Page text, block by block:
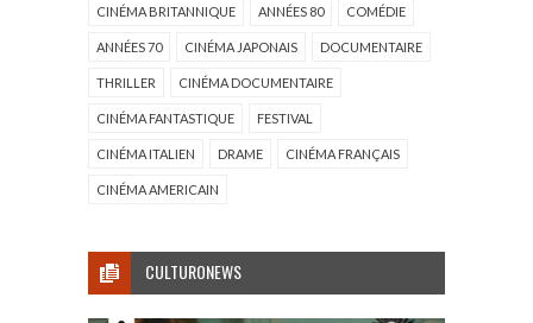
CINÉMA BRITANNIQUE ANNÉES 80 COMÉDIE
ANNÉES 70 CINÉMA JAPONAIS DOCUMENTAIRE
THRILLER CINÉMA DOCUMENTAIRE
CINÉMA FANTASTIQUE FESTIVAL
CINÉMA ITALIEN DRAME CINÉMA FRANÇAIS
CINÉMA AMERICAIN
CULTURONEWS